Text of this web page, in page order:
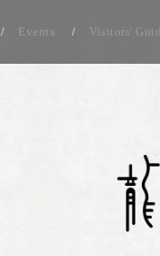
Events Visitors'